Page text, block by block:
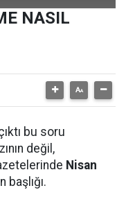
NASIL
bu soru
değil,
Nisan
başlığı.